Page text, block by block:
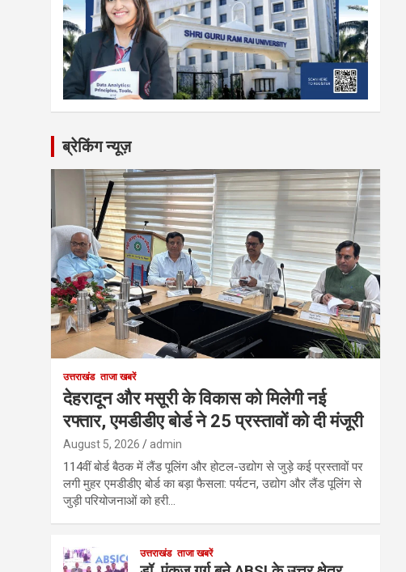
ब्रेकिंग न्यूज़
उत्तराखंड ताजा खबरें
देहरादून और मसूरी के विकास को मिलेगी नई
रफ्तार, एमडीडीए बोर्ड ने 25 प्रस्तावों को दी मंजूरी
August 5, 2026 admin
114वीं बोर्ड बैठक में लैंड पूलिंग और होटल-उद्योग से जुड़े कई प्रस्तावों पर
लगी मुहर एमडीडीए बोर्ड का बड़ा फैसला: पर्यटन, उद्योग और लैंड पूलिंग से
जुड़ी परियोजनाओं को हरी…
उत्तराखंड ताजा खबरें